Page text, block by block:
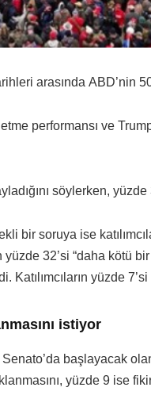
arasında ABD’nin
performansı ve
söylerken,
bir soruya ise
yüzde 32’si “daha kötü
Katılımcıların yüzde
istiyor
Senato’da başlayacak
yüzde 9 ise